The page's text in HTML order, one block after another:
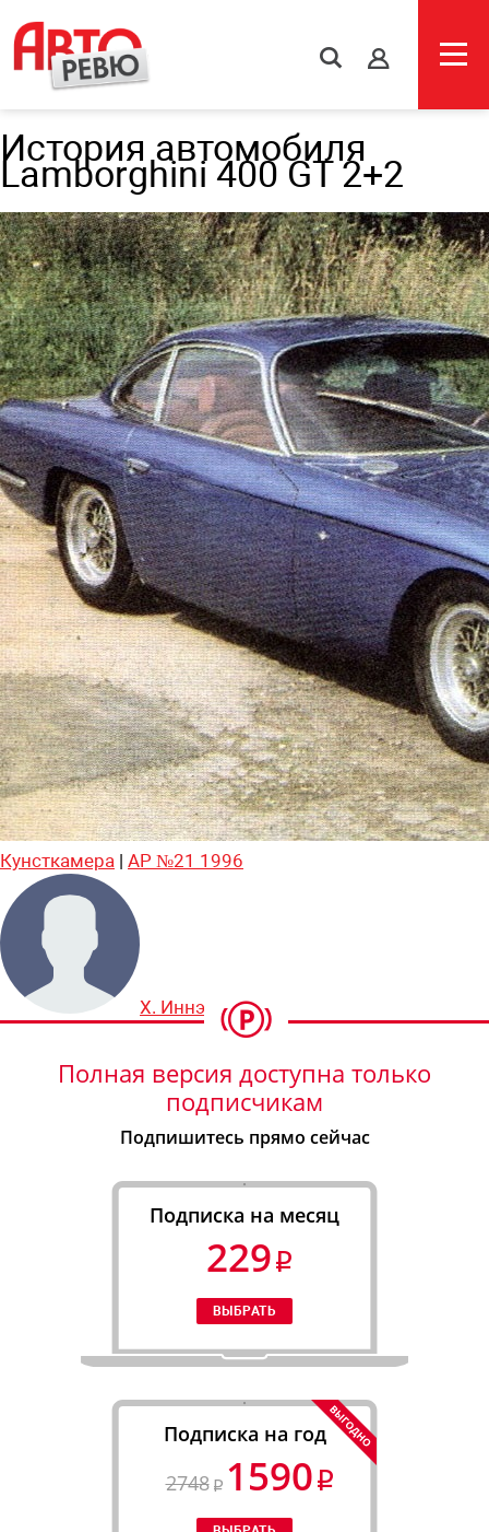
s
История автомобиля
Lamborghini 400 GT 2+2
Кунсткамера | АР №21 1996
Х. Иннэш
Полная версия доступна только
подписчикам
Подпишитесь прямо сейчас
Подписка на месяц
229
Подписка на год
2748
1590